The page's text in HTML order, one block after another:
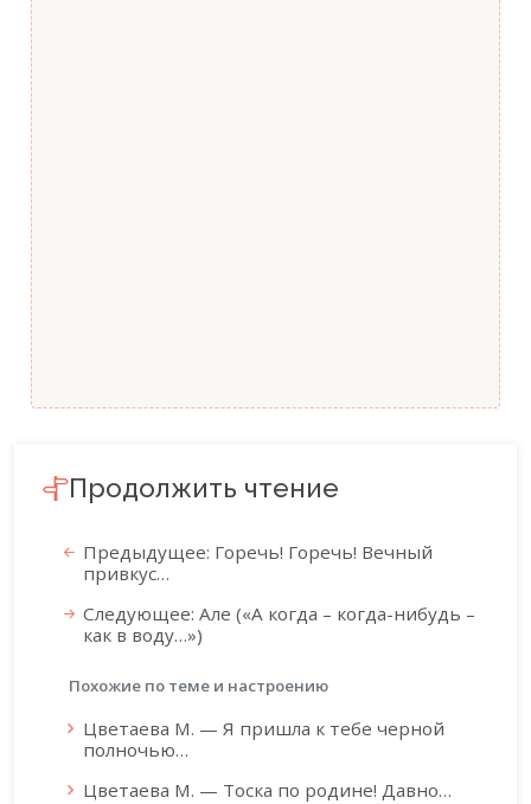
Продолжить чтение
Предыдущее: Горечь! Горечь! Вечный
привкус…
Следующее: Але («А когда – когда-нибудь –
как в воду…»)
Похожие по теме и настроению
Цветаева М. — Я пришла к тебе черной
полночью…
Цветаева М. — Тоска по родине! Давно…